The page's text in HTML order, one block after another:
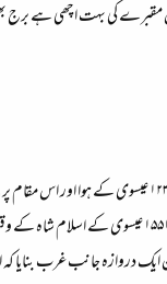
مقبرے مین دفن ہوئے قطع اس مقبرے کی
ہجری مطابق ۱۵۴۱ عیسوی کے شیر شاہ کے وقت مین خلیل اللہ کان نے ایک